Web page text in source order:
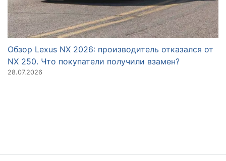
Обзор Lexus NX 2026: производитель отказался от
NX 250. Что покупатели получили взамен?
28.07.2026